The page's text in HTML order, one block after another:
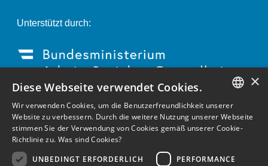
Unterstützt durch:
GERMAN
ENGLISH
×
Diese Webseite verwendet Cookies.
Wir verwenden Cookies, um die Benutzerfreundlichkeit unserer
Website zu verbessern. Durch die weitere Nutzung unserer Webseite
stimmen Sie der Verwendung von Cookies gemäß unserer Cookie-
Richtlinie zu. Was sind Cookies?
UNBEDINGT ERFORDERLICH
PERFORMANCE